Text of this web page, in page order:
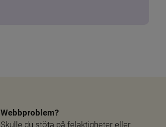
Webbproblem?
Skulle du stöta på felaktigheter eller